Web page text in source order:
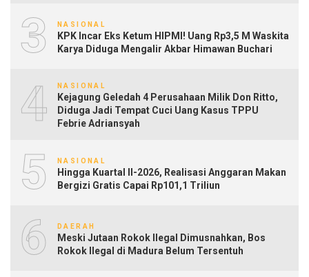
3 NASIONAL
KPK Incar Eks Ketum HIPMI! Uang Rp3,5 M Waskita
Karya Diduga Mengalir Akbar Himawan Buchari
4 NASIONAL
Kejagung Geledah 4 Perusahaan Milik Don Ritto,
Diduga Jadi Tempat Cuci Uang Kasus TPPU
Febrie Adriansyah
5 NASIONAL
Hingga Kuartal II-2026, Realisasi Anggaran Makan
Bergizi Gratis Capai Rp101,1 Triliun
6 DAERAH
Meski Jutaan Rokok Ilegal Dimusnahkan, Bos
Rokok Ilegal di Madura Belum Tersentuh